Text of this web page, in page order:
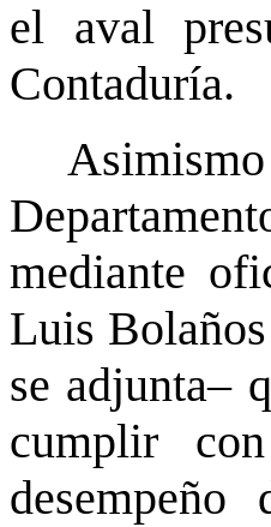
el aval
Contaduría.
mediante
Luis
se adjunta–
cumplir